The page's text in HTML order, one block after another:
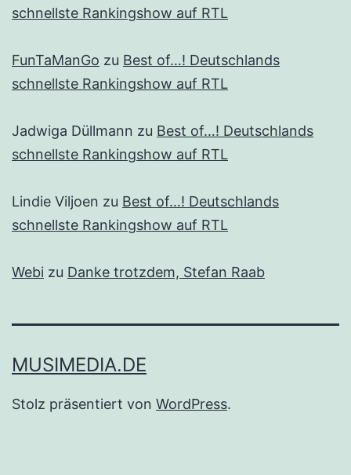
schnellste Rankingshow auf RTL
FunTaManGo zu Best of…! Deutschlands
schnellste Rankingshow auf RTL
Jadwiga Düllmann zu Best of…! Deutschlands
schnellste Rankingshow auf RTL
Lindie Viljoen zu Best of…! Deutschlands
schnellste Rankingshow auf RTL
Webi zu Danke trotzdem, Stefan Raab
MUSIMEDIA.DE
Stolz präsentiert von WordPress.